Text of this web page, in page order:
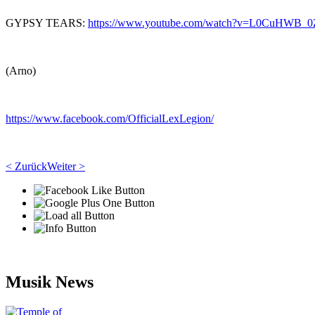
GYPSY TEARS: https://www.youtube.com/
(Arno)
https://www.facebook.com/OfficialLexLegion/
< ZurückWeiter >
Musik News